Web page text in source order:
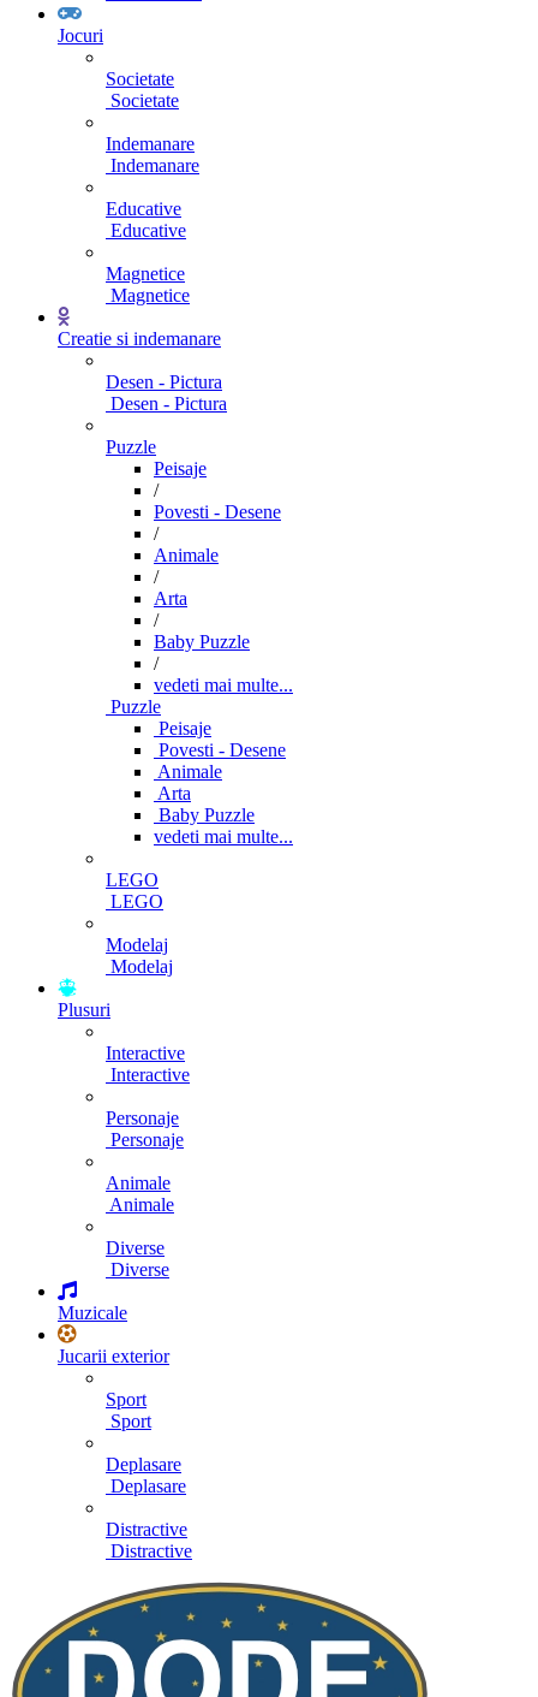
Jocuri
Societate
Societate
Indemanare
Indemanare
Educative
Educative
Magnetice
Magnetice
Creatie si indemanare
Desen - Pictura
Desen - Pictura
Puzzle
Peisaje
/
Povesti - Desene
/
Animale
/
Arta
/
Baby Puzzle
/
vedeti mai multe...
Puzzle
Peisaje
Povesti - Desene
Animale
Arta
Baby Puzzle
vedeti mai multe...
LEGO
LEGO
Modelaj
Modelaj
Plusuri
Interactive
Interactive
Personaje
Personaje
Animale
Animale
Diverse
Diverse
Muzicale
Jucarii exterior
Sport
Sport
Deplasare
Deplasare
Distractive
Distractive